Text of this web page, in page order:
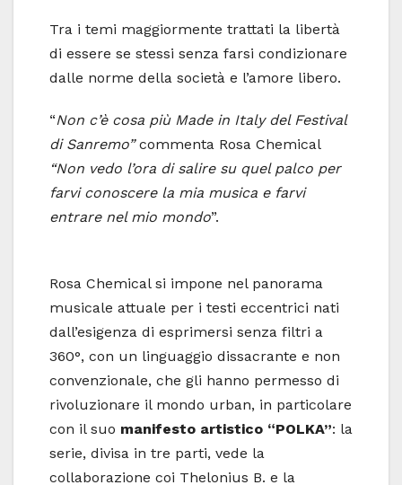
Tra i temi maggiormente trattati la libertà
di essere se stessi senza farsi condizionare
dalle norme della società e l’amore libero.
“Non c’è cosa più Made in Italy del Festival
di Sanremo”commenta Rosa Chemical
“Non vedo l’ora di salire su quel palco per
farvi conoscere la mia musica e farvi
entrare nel mio mondo”.
Rosa Chemical si impone nel panorama
musicale attuale per i testi eccentrici nati
dall’esigenza di esprimersi senza filtri a
360°, con un linguaggio dissacrante e non
convenzionale, che gli hanno permesso di
rivoluzionare il mondo urban, in particolare
con il suo manifesto artistico “POLKA”: la
serie, divisa in tre parti, vede la
collaborazione coi Thelonius B. e la